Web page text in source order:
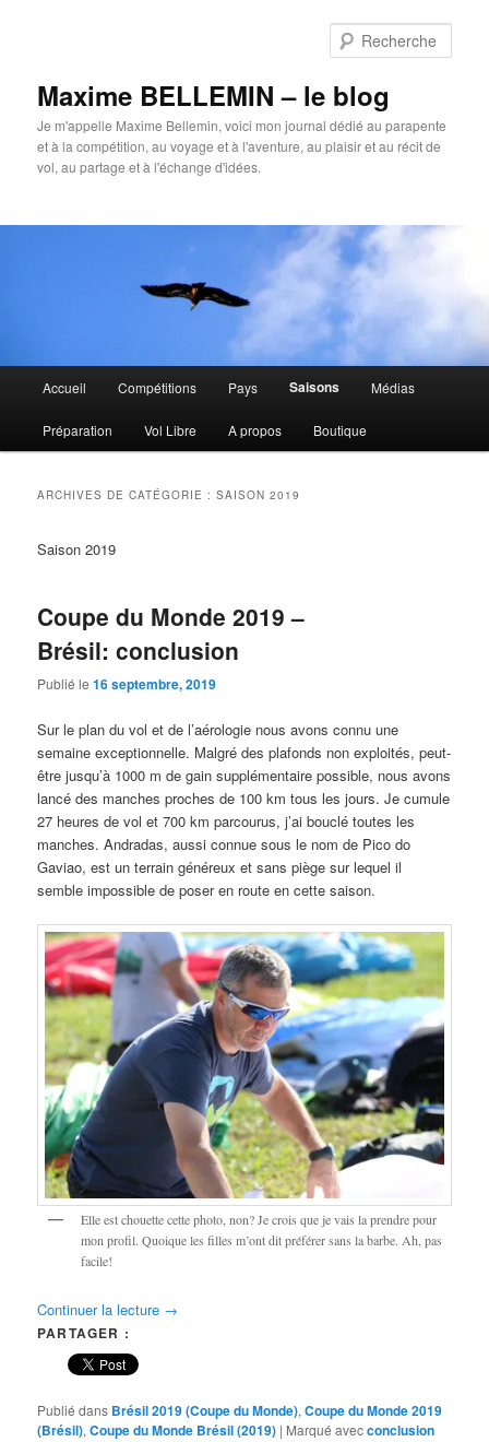
Maxime BELLEMIN – le blog
Je m'appelle Maxime Bellemin, voici mon journal dédié au parapente
et à la compétition, au voyage et à l'aventure, au plaisir et au récit de
vol, au partage et à l'échange d'idées.
principal
Accueil Compétitions Pays Saisons Médias
Préparation Vol Libre A propos Boutique
ARCHIVES DE CATÉGORIE :SAISON 2019
Saison 2019
Coupe du Monde 2019 –
Brésil: conclusion
Publié le16 septembre, 2019
Sur le plan du vol et de l’aérologie nous avons connu une
semaine exceptionnelle. Malgré des plafonds non exploités, peut-
être jusqu’à 1000 m de gain supplémentaire possible, nous avons
lancé des manches proches de 100 km tous les jours. Je cumule
27 heures de vol et 700 km parcourus, j’ai bouclé toutes les
manches. Andradas, aussi connue sous le nom de Pico do
Gaviao, est un terrain généreux et sans piège sur lequel il
semble impossible de poser en route en cette saison.
Elle est chouette cette photo, non? Je crois que je vais la prendre pour
mon profil. Quoique les filles m’ont dit préférer sans la barbe. Ah, pas
facile!
Continuer la lecture →
PARTAGER :
Publié dans Brésil 2019 (Coupe du Monde),Coupe du Monde 2019
(Brésil),Coupe du Monde Brésil (2019) | Marqué avecconclusion